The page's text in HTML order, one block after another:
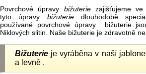
Povrchové úpravy bižuteriezajišťujeme ve
tyto úpravy bižuteriedlouhodobě
používané povrchové úpravy bižuterie
Niklových slitin. Naše bižuterie je zdravotně
Bižuterie je vyráběna v naší
a levně .